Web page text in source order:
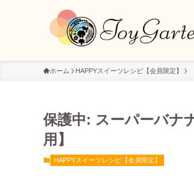
ホーム HAPPYスイーツレシピ【会員限定】
保護中: スーパーバナ
用】
HAPPYスイーツレシピ【会員限定】